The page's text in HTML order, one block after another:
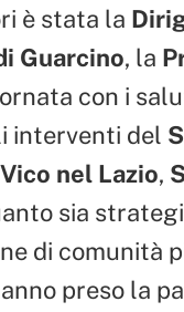
è stata la
Guarcino, la
con i
interventi del
nel Lazio,
sia
di comunità
preso la